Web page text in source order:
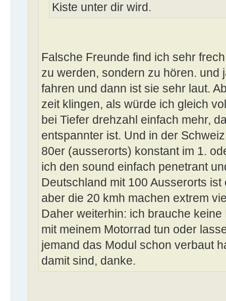
Kiste unter dir wird.
Falsche Freunde find ich sehr
zu werden, sondern zu hören. und
fahren und dann ist sie sehr laut.
zeit klingen, als würde ich gleich
bei Tiefer drehzahl einfach mehr,
entspannter ist. Und in der
80er (ausserorts) konstant im 1.
ich den sound einfach penetrant
Deutschland mit 100 Ausserorts
aber die 20 kmh machen extrem
Daher weiterhin: ich brauche
mit meinem Motorrad tun oder
jemand das Modul schon verbaut
damit sind, danke.